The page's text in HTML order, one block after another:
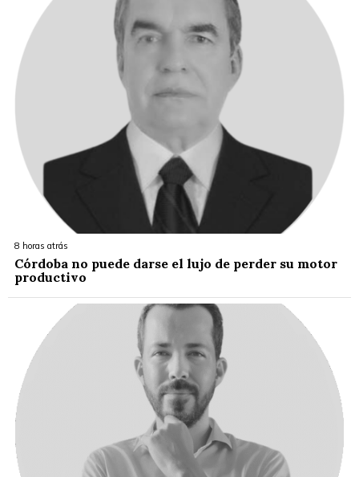
8 horas atrás
Córdoba no puede darse el lujo de perder su motor
productivo